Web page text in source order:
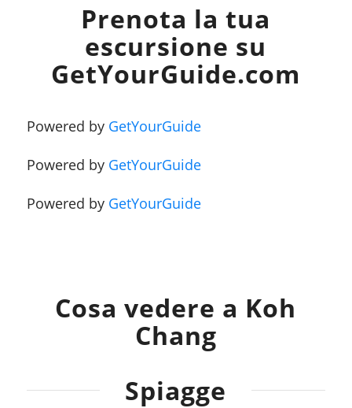
Prenota la tua
escursione su
GetYourGuide.com
Powered by GetYourGuide
Powered by GetYourGuide
Powered by GetYourGuide
Cosa vedere a Koh
Chang
Spiagge